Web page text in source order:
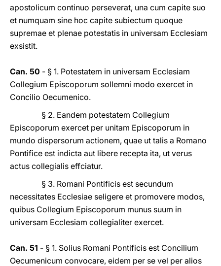
apostolicum continuo perseverat, una cum capite suo
et numquam sine hoc capite subiectum quoque
supremae et plenae potestatis in universam Ecclesiam
exsistit.
Can. 50 - § 1. Potestatem in universam Ecclesiam
Collegium Episcoporum sollemni modo exercet in
Concilio Oecumenico.
§ 2. Eandem potestatem Collegium
Episcoporum exercet per unitam Episcoporum in
mundo dispersorum actionem, quae ut talis a Romano
Pontifice est indicta aut libere recepta ita, ut verus
actus collegialis effciatur.
§ 3. Romani Pontificis est secundum
necessitates Ecclesiae seligere et promovere modos,
quibus Collegium Episcoporum munus suum in
universam Ecclesiam collegialiter exercet.
Can. 51 - § 1. Solius Romani Pontificis est Concilium
Oecumenicum convocare, eidem per se vel per alios